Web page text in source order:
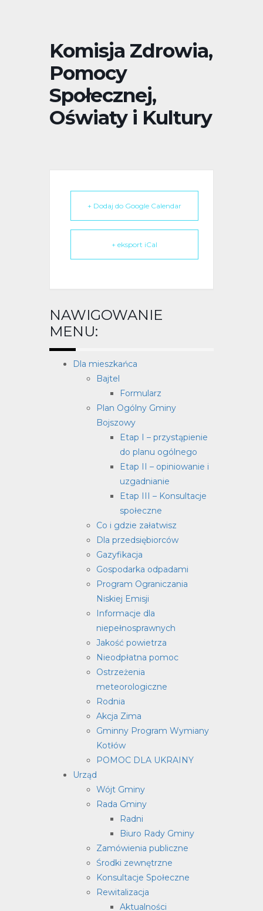
Komisja Zdrowia,
Pomocy
Społecznej,
Oświaty i Kultury
+ Dodaj do Google Calendar
+ eksport iCal
NAWIGOWANIE
MENU:
Dla mieszkańca
Bajtel
Formularz
Plan Ogólny Gminy
Bojszowy
Etap I – przystąpienie
do planu ogólnego
Etap II – opiniowanie i
uzgadnianie
Etap III – Konsultacje
społeczne
Co i gdzie załatwisz
Dla przedsiębiorców
Gazyfikacja
Gospodarka odpadami
Program Ograniczania
Niskiej Emisji
Informacje dla
niepełnosprawnych
Jakość powietrza
Nieodpłatna pomoc
Ostrzeżenia
meteorologiczne
Rodnia
Akcja Zima
Gminny Program Wymiany
Kotłów
POMOC DLA UKRAINY
Urząd
Wójt Gminy
Rada Gminy
Radni
Biuro Rady Gminy
Zamówienia publiczne
Środki zewnętrzne
Konsultacje Społeczne
Rewitalizacja
Aktualności